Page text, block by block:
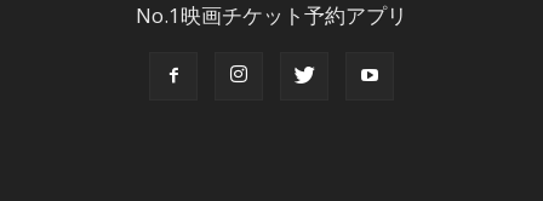
No.1映画チケット予約アプリ